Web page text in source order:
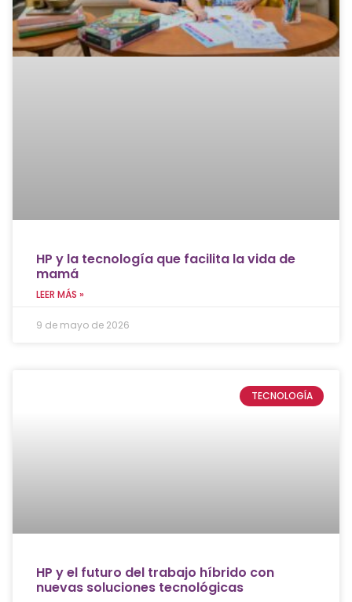
HP y la tecnología que facilita la vida de
mamá
LEER MÁS »
9 de mayo de 2026
TECNOLOGÍA
HP y el futuro del trabajo híbrido con
nuevas soluciones tecnológicas